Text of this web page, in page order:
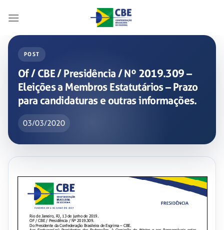
POST
Of / CBE / Presidência / Nº 2019.309 –
Eleições a Membros Estatutários – Prazo
para candidaturas e outras informações.
03/03/2020